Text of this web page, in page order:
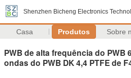
Shenzhen Bicheng Electronics
Casa Produtos Sobre
PWB de alta frequência do PWB
ondas do PWB DK 4,4 PTFE de